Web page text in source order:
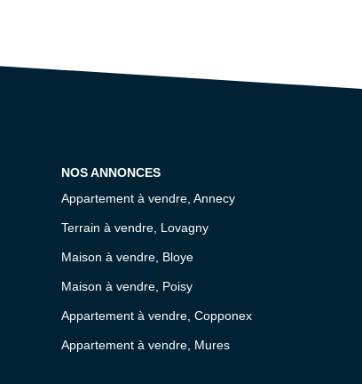
NOS ANNONCES
Appartement à vendre, Annecy
Terrain à vendre, Lovagny
Maison à vendre, Bloye
Maison à vendre, Poisy
Appartement à vendre, Copponex
Appartement à vendre, Mures